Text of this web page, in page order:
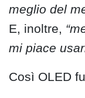
meglio del
E, inoltre,
mi piace
Così OLED